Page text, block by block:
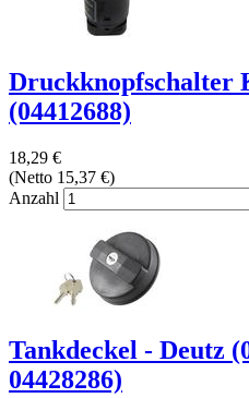
Druckknopfschalter
(04412688)
18,29 €
(Netto 15,37 €)
Anzahl
Tankdeckel - Deutz
04428286)